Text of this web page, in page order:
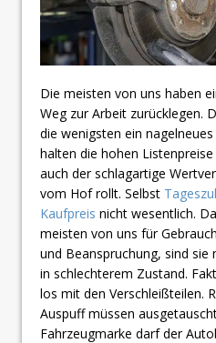
Die meisten von uns haben
Weg zur Arbeit zurücklegen.
die wenigsten ein
halten die hohen
auch der schlagartige
vom Hof rollt. Selbst
Kaufpreis nicht wesentlich.
meisten von uns für
und Beanspruchung, sind sie
in schlechterem Zustand.
los mit den Verschleißteilen.
Auspuff müssen
Fahrzeugmarke darf der